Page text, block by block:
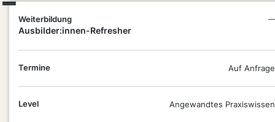
Weiterbildung
Ausbilder:innen-Refresher
—
Termine Auf Anfrage
Level Angewandtes Praxiswissen
konstruktiv gestaltest. So sicherst du eine
Ausbildung, die sowohl den Bedürfnissen der
Auszubildenden als auch den Ansprüchen deines
Unternehmens gerecht wird.